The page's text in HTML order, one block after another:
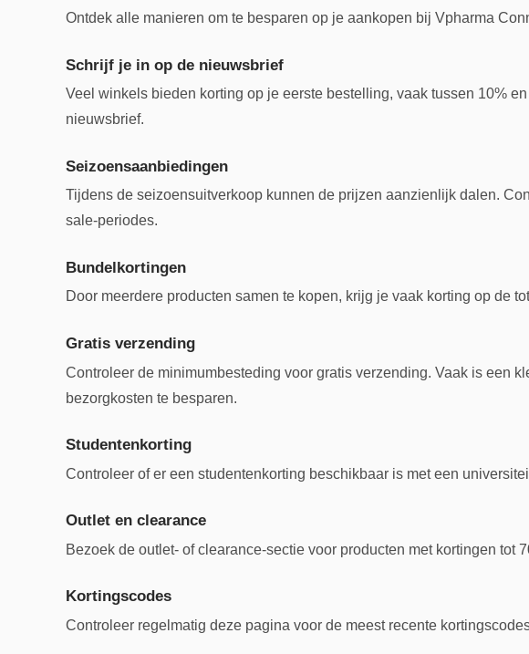
Ontdek alle manieren om te besparen op je aankopen bij Vpharma
Schrijf je in op de nieuwsbrief
Veel winkels bieden korting op je eerste bestelling, vaak tussen 10%
nieuwsbrief.
Seizoensaanbiedingen
Tijdens de seizoensuitverkoop kunnen de prijzen aanzienlijk dalen.
sale-periodes.
Bundelkortingen
Door meerdere producten samen te kopen, krijg je vaak korting op de
Gratis verzending
Controleer de minimumbesteding voor gratis verzending. Vaak is een
bezorgkosten te besparen.
Studentenkorting
Controleer of er een studentenkorting beschikbaar is met een
Outlet en clearance
Bezoek de outlet- of clearance-sectie voor producten met kortingen tot
Kortingscodes
Controleer regelmatig deze pagina voor de meest recente